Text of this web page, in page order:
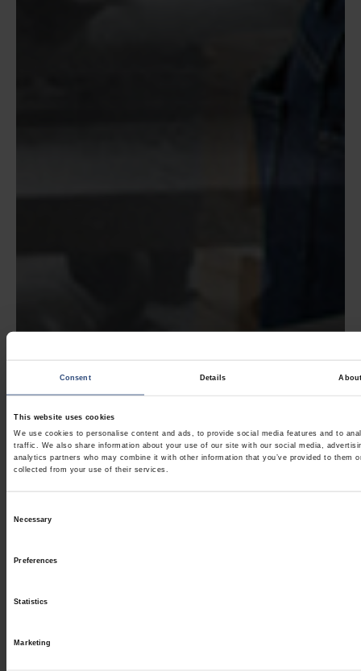
Consent Details About
This website uses cookies
We use cookies to personalise content and ads, to provide social media features and to
traffic. We also share information about your use of our site with our social media,
analytics partners who may combine it with other information that you’ve provided to them
collected from your use of their services.
Necessary
Preferences
Statistics
Marketing